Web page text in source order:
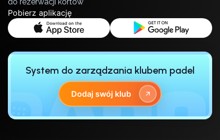
Ivano-Frankivsk
Kharkiv
Khmelnytskyi
Kyiv
Sumy
Pobierz aplikację
System do zarządzania klubem padel
Dodaj swój klub